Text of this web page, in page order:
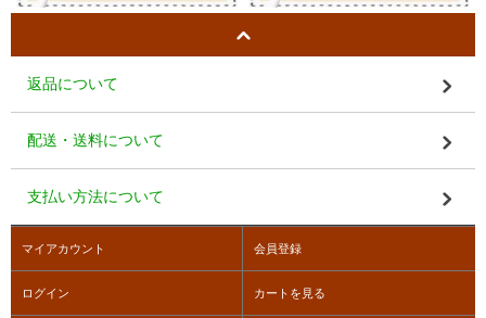
返品について
配送・送料について
支払い方法について
マイアカウント 会員登録
ログイン カートを見る